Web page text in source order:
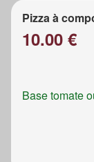
Pizza à
10.00 €
Base tomate